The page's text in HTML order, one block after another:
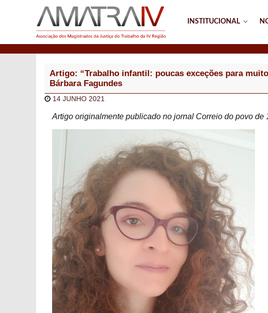
INSTITUCIONAL
Artigo: “Trabalho infantil: poucas exceções para
Bárbara Fagundes
14 JUNHO 2021
Artigo originalmente publicado no jornal Correio do povo de